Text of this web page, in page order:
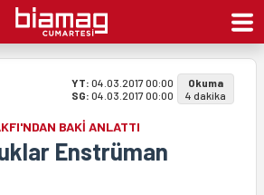
YT: 04.03.2017 00:00
SG: 04.03.2017 00:00
Okuma
4 dakika
BAKİ ANLATTI
Enstrüman